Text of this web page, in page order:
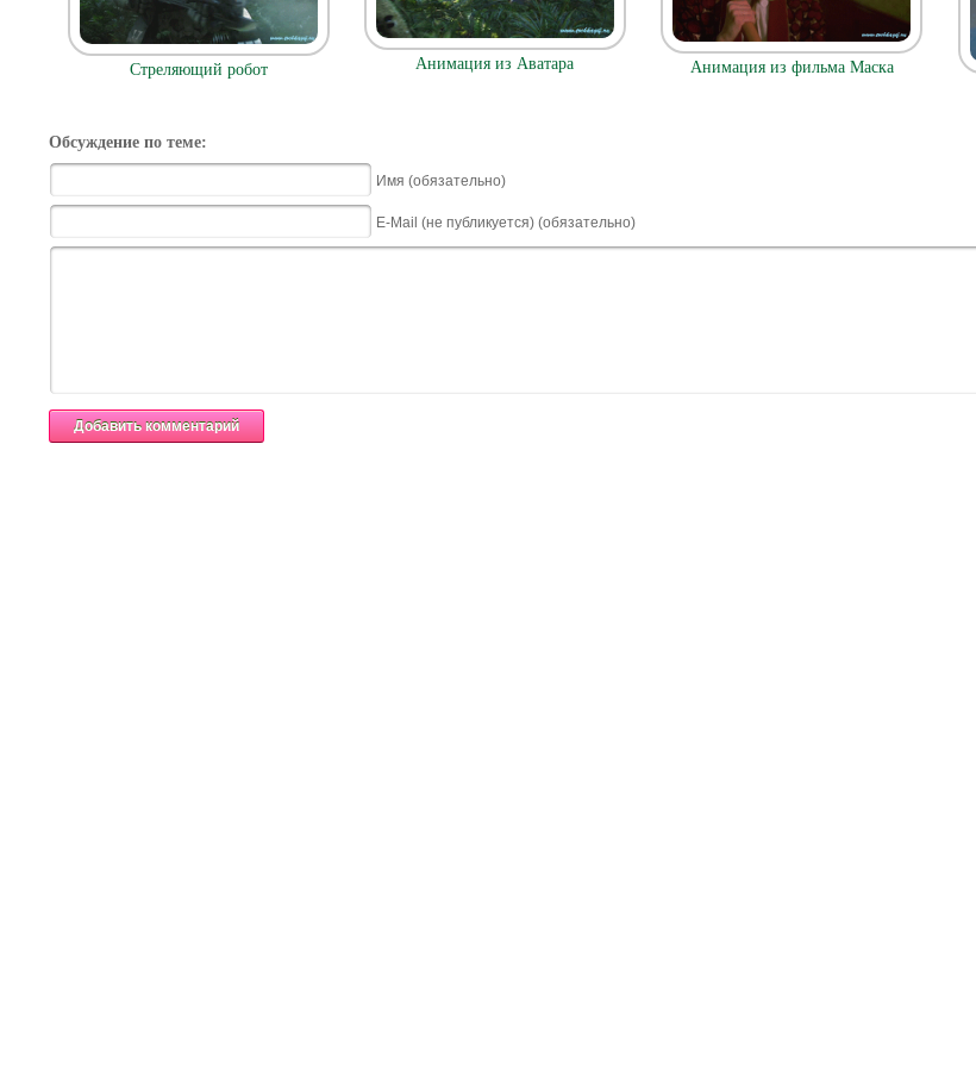
Стреляющий робот Анимация из Аватара
Анимация из фильма Маска
Обсуждение по теме:
Имя (обязательно)
E-Mail (не публикуется) (обязательно)